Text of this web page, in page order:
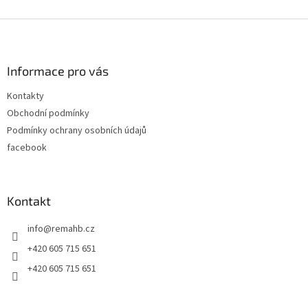
Informace pro vás
Kontakty
Obchodní podmínky
Podmínky ochrany osobních údajů
facebook
Kontakt
info@remahb.cz
+420 605 715 651
+420 605 715 651